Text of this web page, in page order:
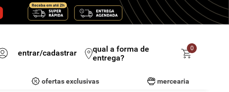
entrar/cadastrar
qual a forma de
entrega?
0
ofertas exclusivas mercearia